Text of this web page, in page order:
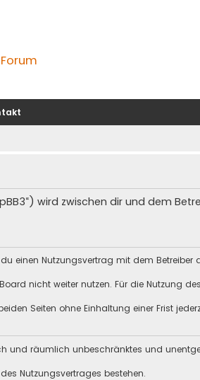
wird zwischen dir und dem
einen Nutzungsvertrag mit dem
nicht weiter nutzen. Für die Nutzung
Seiten ohne Einhaltung einer Frist
und räumlich unbeschränktes und
Nutzungsvertrages bestehen.